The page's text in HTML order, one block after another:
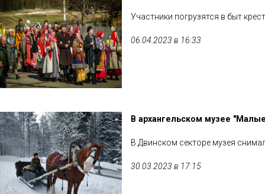
Участники погрузятся в быт
06.04.2023 в 16:33
В архангельском музее
В Двинском секторе музея
30.03.2023 в 17:15